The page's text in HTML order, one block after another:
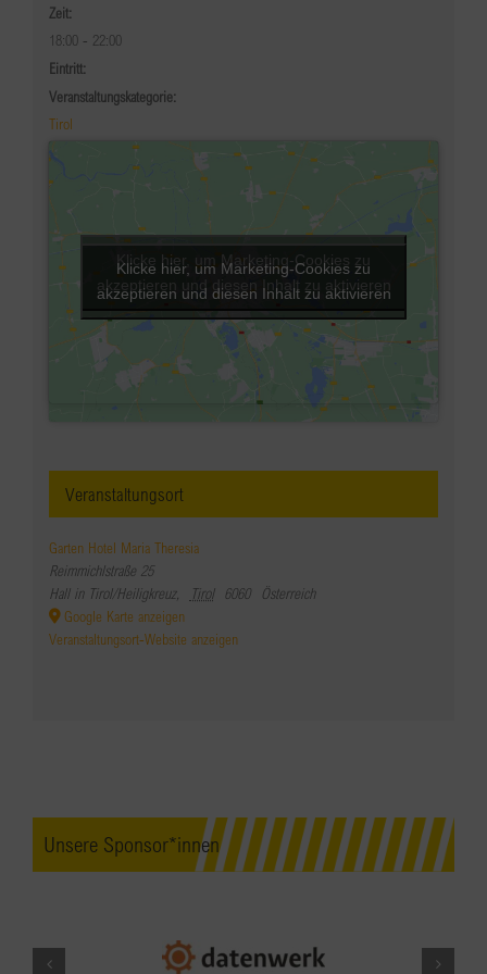
Zeit:
18:00 - 22:00
Eintritt:
Veranstaltungskategorie:
Tirol
Veranstaltungsort
Garten Hotel Maria Theresia
Reimmichlstraße 25
Hall in Tirol/Heiligkreuz, Tirol 6060
Österreich
Google Karte anzeigen
Veranstaltungsort-Website anzeigen
Klicke hier, um Marketing-Cookies zu
akzeptieren und diesen Inhalt zu aktivieren
Klicke hier, um Marketing-Cookies zu
akzeptieren und diesen Inhalt zu aktivieren
Unsere Sponsor*innen